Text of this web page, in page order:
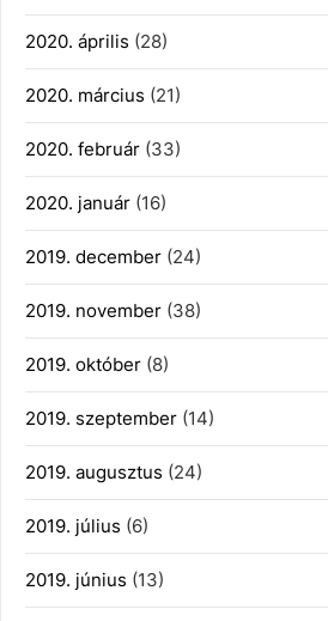
2020. április (28)
2020. március (21)
2020. február (33)
2020. január (16)
2019. december (24)
2019. november (38)
2019. október (8)
2019. szeptember (14)
2019. augusztus (24)
2019. július (6)
2019. június (13)